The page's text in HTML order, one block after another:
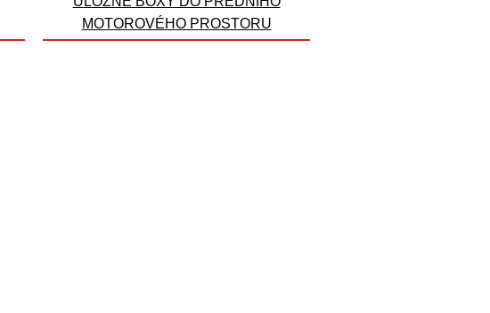
MOTOROVÉHO PROSTORU